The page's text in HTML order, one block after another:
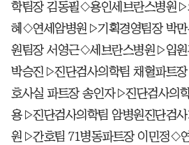
학팀장 김동필◇용인세브란스병원▷
혜◇연세암병원▷기획경영팀장 박
원팀장 서영근◇세브란스병원▷입원
박승진▷진단검사의학팀 채혈파트
호사실 파트장 송인자▷진단검사의
용▷진단검사의학팀 암병원진단검
원▷간호팀 71병동파트장 이민정◇